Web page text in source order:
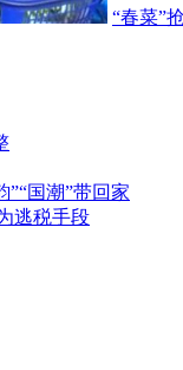
“春菜”
”“国潮”带回家
逃税手段